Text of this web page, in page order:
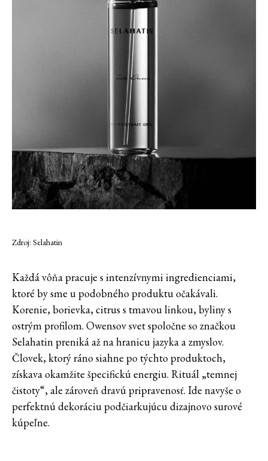
Zdroj: Selahatin
Každá vôňa pracuje s intenzívnymi ingredienciami,
ktoré by sme u podobného produktu očakávali.
Korenie, borievka, citrus s tmavou linkou, byliny s
ostrým profilom. Owensov svet spoločne so značkou
Selahatin preniká až na hranicu jazyka a zmyslov.
Človek, ktorý ráno siahne po týchto produktoch,
získava okamžite špecifickú energiu. Rituál „temnej
čistoty“, ale zároveň dravú pripravenosť. Ide navyše o
perfektnú dekoráciu podčiarkujúcu dizajnovo surové
kúpeľne.